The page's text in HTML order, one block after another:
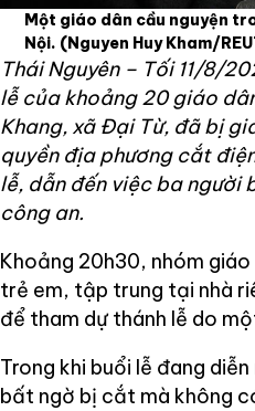
Một giáo dân cầu nguyện
Nội. (Nguyen Huy Kham/
Thái Nguyên – Tối 11/8/
lễ của khoảng 20 giáo
Khang, xã Đại Từ, đã bị
quyền địa phương cắt
lễ, dẫn đến việc ba người
công an.
Khoảng 20h30, nhóm
trẻ em, tập trung tại nhà
để tham dự thánh lễ do
Trong khi buổi lễ đang
bất ngờ bị cắt mà không